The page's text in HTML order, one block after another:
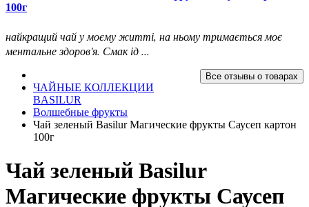
100г
найкращий чай у моєму житті, на ньому тримається моє
ментальне здоров'я. Смак ід ...
Все отзывы о товарах
ЧАЙНЫЕ КОЛЛЕКЦИИ
BASILUR
Волшебные фрукты
Чай зеленый Basilur Магические фрукты Саусеп картон
100г
Чай зеленый Basilur
Магические фрукты Саусеп